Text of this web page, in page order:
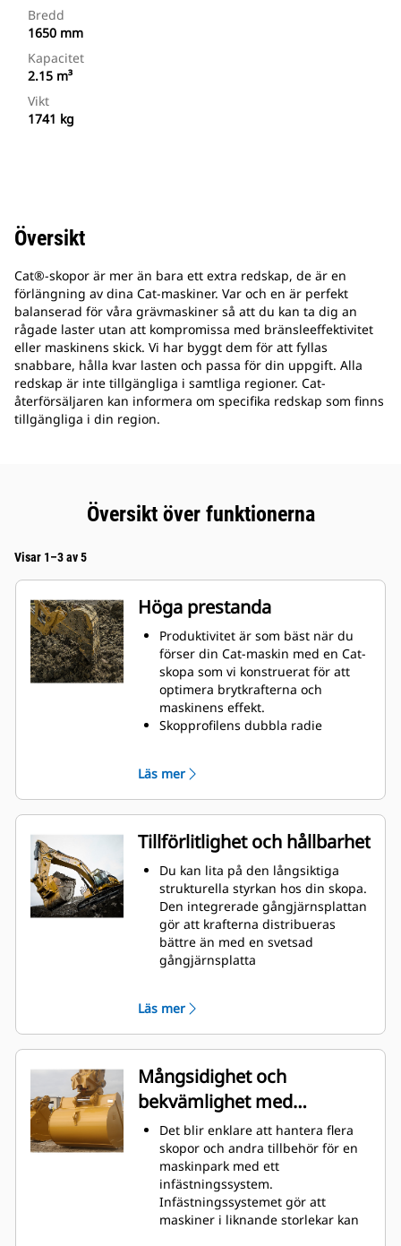
Bredd
1650 mm
Kapacitet
2.15 m³
Vikt
1741 kg
Översikt
Cat®-skopor är mer än bara ett extra redskap, de är en
förlängning av dina Cat-maskiner. Var och en är perfekt
balanserad för våra grävmaskiner så att du kan ta dig an
rågade laster utan att kompromissa med bränsleeffektivitet
eller maskinens skick. Vi har byggt dem för att fyllas
snabbare, hålla kvar lasten och passa för din uppgift. Alla
redskap är inte tillgängliga i samtliga regioner. Cat-
återförsäljaren kan informera om specifika redskap som finns
tillgängliga i din region.
Översikt över funktionerna
Visar 1–3 av 5
Höga prestanda
Produktivitet är som bäst när du
förser din Cat-maskin med en Cat-
skopa som vi konstruerat för att
optimera brytkrafterna och
maskinens effekt.
Skopprofilens dubbla radie
frigång säkerställer att skopbotten
inte släpar, vilket minskar
underhållskostnaderna.
Bränsleförbrukningstoppar under
grävning. Cat-skoporna är
utformade för att skära genom
material snabbt för att förbättra
maskinens totala effektivitet.
Lasta mer material på kortare tid.
Skopans form och sidostänger
håller de flesta material i din
Läs mer
Tillförlitlighet och hållbarhet
Du kan lita på den långsiktiga
strukturella styrkan hos din skopa.
Den integrerade gångjärnsplattan
gör att krafterna distribueras
bättre än med en svetsad
gångjärnsplatta
stål, särskilt användbart på
extrema slitytor
Skydda extrema slitytor på skopan
bäst från att komma i kontakt med
material med Caterpillars redskap
med markkontakt (GET)
Högre produktion i krävande
situationer, enklare penetrering i
högar och snabbare cykeltider
med Cat®Advansys™
Installera och ta bort tänder
snabbare än tidigare med
Advansys hammarlösa GET-system
Läs mer
Mångsidighet och
bekvämlighet med
snabbkopplingar
Det blir enklare att hantera flera
skopor och andra tillbehör för en
maskinpark med ett
infästningssystem.
Infästningssystemet gör att
maskiner i liknande storlekar kan